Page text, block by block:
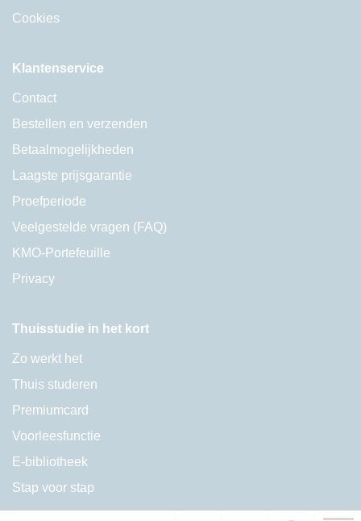
Cookies
Klantenservice
Contact
Bestellen en verzenden
Betaalmogelijkheden
Laagste prijsgarantie
Proefperiode
Veelgestelde vragen (FAQ)
KMO-Portefeuille
Privacy
Thuisstudie in het kort
Zo werkt het
Thuis studeren
Premiumcard
Voorleesfunctie
E-bibliotheek
Stap voor stap